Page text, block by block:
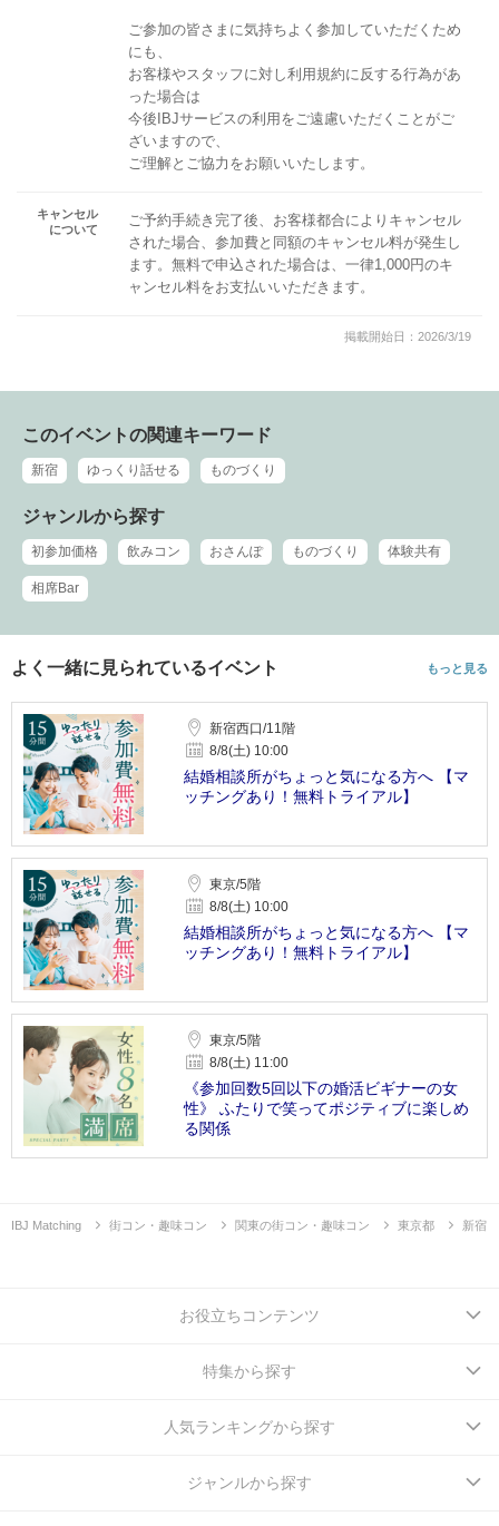
ご参加の皆さまに気持ちよく参加していただくため
にも、
お客様やスタッフに対し利用規約に反する行為があ
った場合は
今後IBJサービスの利用をご遠慮いただくことがご
ざいますので、
ご理解とご協力をお願いいたします。
キャンセル
について
ご予約手続き完了後、お客様都合によりキャンセル
された場合、参加費と同額のキャンセル料が発生し
ます。無料で申込された場合は、一律1,000円のキ
ャンセル料をお支払いいただきます。
掲載開始日：2026/3/19
このイベントの関連キーワード
新宿 ゆっくり話せる ものづくり
ジャンルから探す
初参加価格 飲みコン おさんぽ ものづくり 体験共有
相席Bar
よく一緒に見られているイベント もっと見る
新宿西口/11階
8/8(土) 10:00
結婚相談所がちょっと気になる方へ 【マ
ッチングあり！無料トライアル】
東京/5階
8/8(土) 10:00
結婚相談所がちょっと気になる方へ 【マ
ッチングあり！無料トライアル】
東京/5階
8/8(土) 11:00
《参加回数5回以下の婚活ビギナーの女
性》 ふたりで笑ってポジティブに楽しめ
る関係
IBJ Matching 街コン・趣味コン 関東の街コン・趣味コン 東京都 新宿
お役立ちコンテンツ
特集から探す
人気ランキングから探す
ジャンルから探す